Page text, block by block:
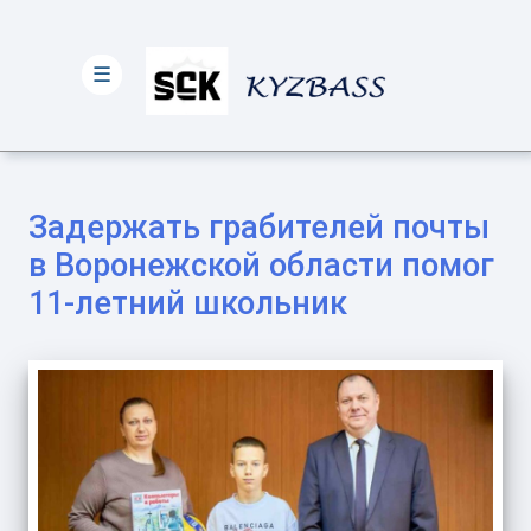
Задержать грабителей почты
в Воронежской области помог
11-летний школьник
☰